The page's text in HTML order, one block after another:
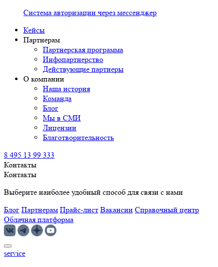
Система авторизации через мессенджер
Кейсы
Партнерам
Партнерская программа
Инфопартнерство
Действующие партнеры
О компании
Наша история
Команда
Блог
Мы в СМИ
Лицензии
Благотворительность
8 495 13 99 333
Контакты
Контакты
Выберите наиболее удобный способ для связи с нами
Блог Партнерам Прайс-лист Вакансии Справочный центр
Облачная платформа
service